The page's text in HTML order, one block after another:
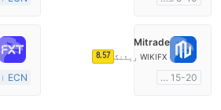
مین ٹائٹل MT4
Mitrade
WIKIFX ریٹنگ 8.57
15-20 سال
ECN اکاؤنٹ